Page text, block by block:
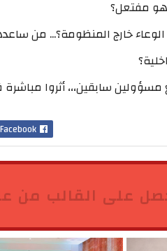
خارج المنظومة؟... من
سابقين،،، أثروا
Facebook
على القالب من